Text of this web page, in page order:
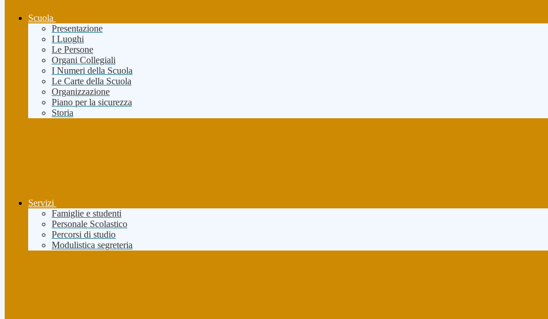
Scuola
Presentazione
I Luoghi
Le Persone
Organi Collegiali
I Numeri della Scuola
Le Carte della Scuola
Organizzazione
Piano per la sicurezza
Storia
Servizi
Famiglie e studenti
Personale Scolastico
Percorsi di studio
Modulistica segreteria